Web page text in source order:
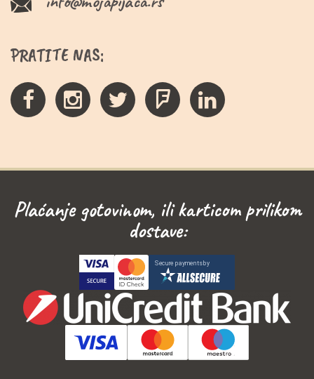
PRATITE NAS:
Plaćanje gotovinom, ili karticom prilikom
dostave: